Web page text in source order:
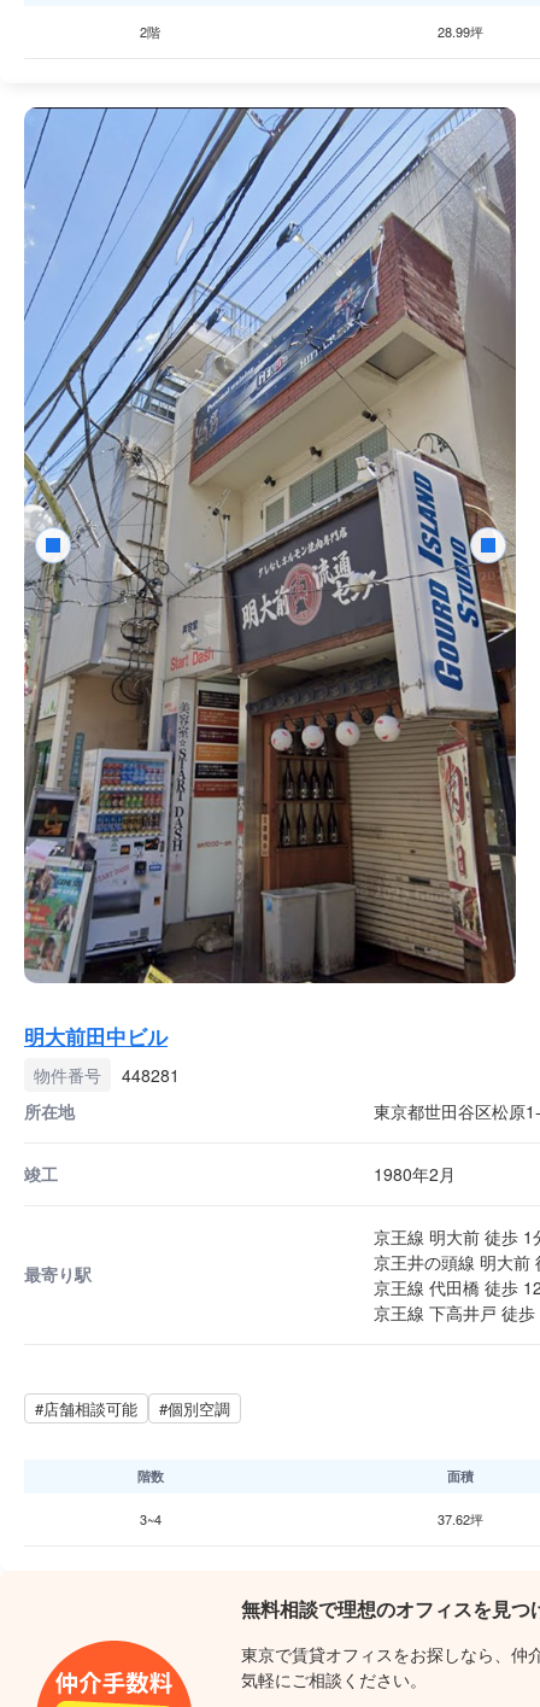
2階 28.99坪
明大前田中ビル
物件番号
448281
所在地
東京都世田谷区松原
竣工 1980年2月
最寄り駅
京王線 明大前 徒歩 1
京王井の頭線 明大前
京王線 代田橋 徒歩
京王線 下高井戸 徒
#店舗相談可能 #個別空調
階数 面積
3~4 37.62坪
無料相談で理想のオフィスを見つ
東京で賃貸オフィスをお探しなら、仲
気軽にご相談ください。